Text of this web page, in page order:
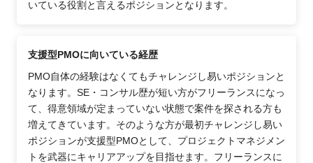
いている役割と言えるポジションとなります。
支援型PMOに向いている経歴
PMO自体の経験はなくてもチャレンジし易いポジションと
なります。SE・コンサル歴が短い方がフリーランスになっ
て、得意領域が定まっていない状態で案件を探される方も
増えてきています。そのような方が最初チャレンジし易い
ポジションが支援型PMOとして、プロジェクトマネジメン
トを武器にキャリアアップを目指せます。フリーランスに